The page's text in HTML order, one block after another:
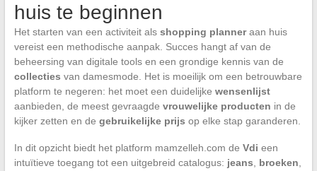
huis te beginnen
Het starten van een activiteit als shopping planneraan huis
vereist een methodische aanpak. Succes hangt af van de
beheersing van digitale tools en een grondige kennis van de
collecties van damesmode. Het is moeilijk om een betrouwbare
platform te negeren: het moet een duidelijke wensenlijst
aanbieden, de meest gevraagde vrouwelijke producten in de
kijker zetten en de gebruikelijke prijs op elke stap garanderen.
In dit opzicht biedt het platform mamzelleh.com de Vdi een
intuïtieve toegang tot een uitgebreid catalogus: jeans broeken